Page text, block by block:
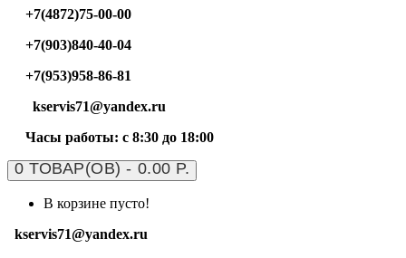
+7(4872)75-00-00
+7(903)840-40-04
+7(953)958-86-81
kservis71@yandex.ru
Часы работы: с 8:30 до 18:00
0 ТОВАР(ОВ) - 0.00 Р.
В корзине пусто!
kservis71@yandex.ru